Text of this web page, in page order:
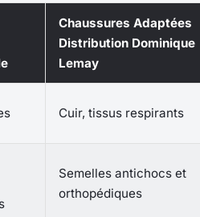
Chaussures Adaptées
Distribution Dominique
Lemay
Cuir, tissus respirants
Semelles antichocs et
orthopédiques